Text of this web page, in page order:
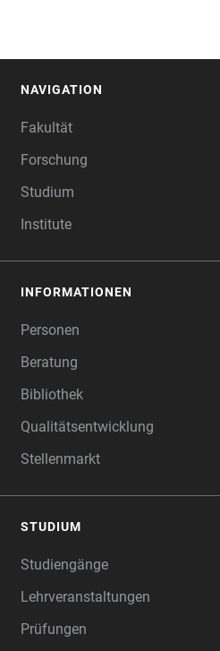
NAVIGATION
Fakultät
Forschung
Studium
Institute
INFORMATIONEN
Personen
Beratung
Bibliothek
Qualitätsentwicklung
Stellenmarkt
STUDIUM
Studiengänge
Lehrveranstaltungen
Prüfungen